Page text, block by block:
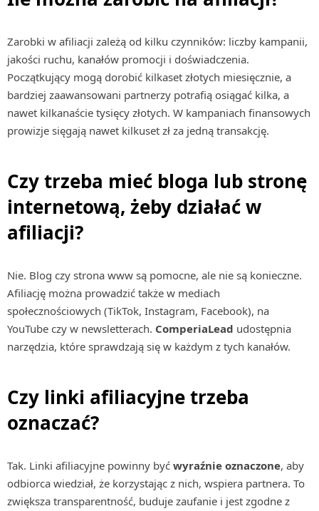
Zarobki w afiliacji zależą od kilku czynników: liczby kampanii,
jakości ruchu, kanałów promocji i doświadczenia.
Początkujący mogą dorobić kilkaset złotych miesięcznie, a
bardziej zaawansowani partnerzy potrafią osiągać kilka, a
nawet kilkanaście tysięcy złotych. W kampaniach finansowych
prowizje sięgają nawet kilkuset zł za jedną transakcję.
Czy trzeba mieć bloga lub stronę
internetową, żeby działać w
afiliacji?
Nie. Blog czy strona www są pomocne, ale nie są konieczne.
Afiliację można prowadzić także w mediach
społecznościowych (TikTok, Instagram, Facebook), na
YouTube czy w newsletterach. ComperiaLead udostępnia
narzędzia, które sprawdzają się w każdym z tych kanałów.
Czy linki afiliacyjne trzeba
oznaczać?
Tak. Linki afiliacyjne powinny być wyraźnie oznaczone, aby
odbiorca wiedział, że korzystając z nich, wspiera partnera. To
zwiększa transparentność, buduje zaufanie i jest zgodne z